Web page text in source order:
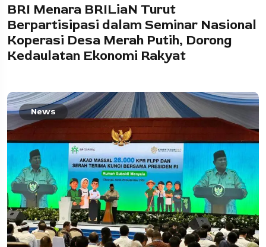
BRI Menara BRILiaN Turut
Berpartisipasi dalam Seminar Nasional
Koperasi Desa Merah Putih, Dorong
Kedaulatan Ekonomi Rakyat
News